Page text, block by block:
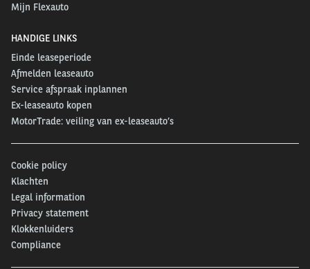
Mijn Flexauto
HANDIGE LINKS
Einde leaseperiode
Afmelden leaseauto
Service afspraak inplannen
Ex-leaseauto kopen
MotorTrade: veiling van ex-leaseauto’s
Cookie policy
Klachten
Legal information
Privacy statement
Klokkenluiders
Compliance